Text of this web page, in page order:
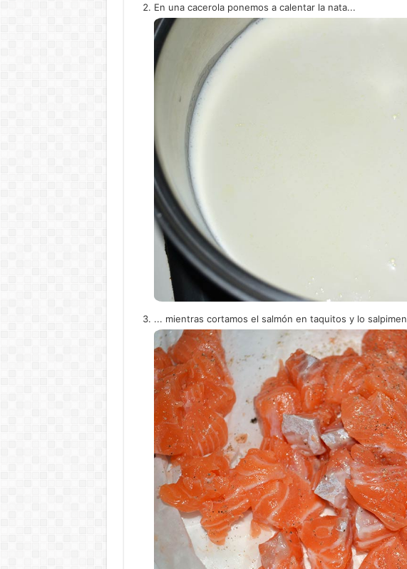
En una cacerola ponemos a calentar la nata...
... mientras cortamos el salmón en taquitos y lo